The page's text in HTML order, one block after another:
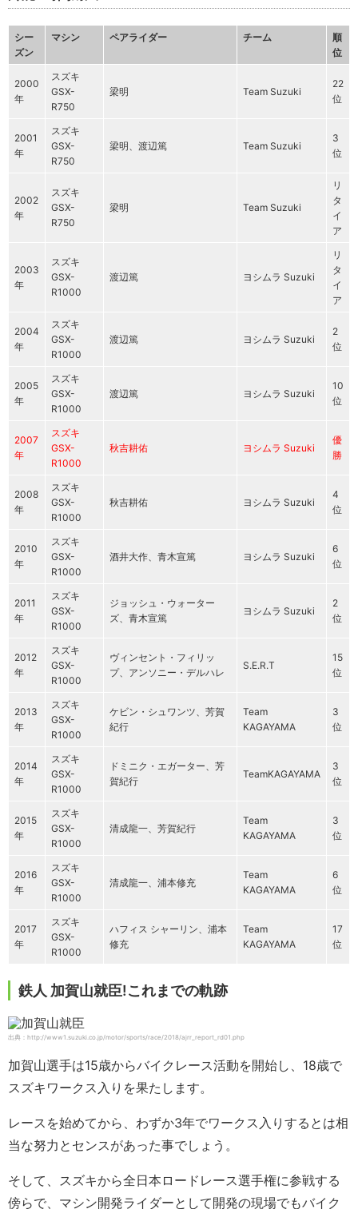
シー
ズン
マシン ペアライダー チーム
順
位
2000
年
スズキ
GSX-
R750
梁明 Team Suzuki
22
位
2001
年
スズキ
GSX-
R750
梁明、渡辺篤 Team Suzuki
3
位
2002
年
スズキ
GSX-
R750
梁明 Team Suzuki
リ
タ
イ
ア
2003
年
スズキ
GSX-
R1000
渡辺篤 ヨシムラ Suzuki
リ
タ
イ
ア
2004
年
スズキ
GSX-
R1000
渡辺篤 ヨシムラ Suzuki
2
位
2005
年
スズキ
GSX-
R1000
渡辺篤 ヨシムラ Suzuki
10
位
2007
年
スズキ
GSX-
R1000
秋吉耕佑 ヨシムラ Suzuki
優
勝
2008
年
スズキ
GSX-
R1000
秋吉耕佑 ヨシムラ Suzuki
4
位
2010
年
スズキ
GSX-
R1000
酒井大作、青木宣篤 ヨシムラ Suzuki
6
位
2011
年
スズキ
GSX-
R1000
ジョッシュ・ウォーター
ズ、青木宣篤
ヨシムラ Suzuki
2
位
2012
年
スズキ
GSX-
R1000
ヴィンセント・フィリッ
プ、アンソニー・デルハレ
S.E.R.T
15
位
2013
年
スズキ
GSX-
R1000
ケビン・シュワンツ、芳賀
紀行
Team
KAGAYAMA
3
位
2014
年
スズキ
GSX-
R1000
ドミニク・エガーター、芳
賀紀行
TeamKAGAYAMA
3
位
2015
年
スズキ
GSX-
R1000
清成龍一、芳賀紀行
Team
KAGAYAMA
3
位
2016
年
スズキ
GSX-
R1000
清成龍一、浦本修充
Team
KAGAYAMA
6
位
2017
年
スズキ
GSX-
R1000
ハフィス シャーリン、浦本
修充
Team
KAGAYAMA
17
位
鉄人 加賀山就臣!これまでの軌跡
出典：http://www1.suzuki.co.jp/motor/sports/race/2018/ajrr_report_rd01.php
加賀山選手は15歳からバイクレース活動を開始し、18歳で
スズキワークス入りを果たします。
レースを始めてから、わずか3年でワークス入りするとは相
当な努力とセンスがあった事でしょう。
そして、スズキから全日本ロードレース選手権に参戦する
傍らで、マシン開発ライダーとして開発の現場でもバイク